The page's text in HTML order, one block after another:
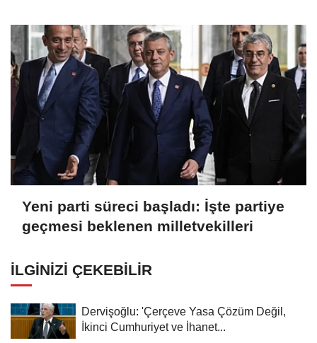
Yeni parti süreci başladı: İşte partiye
geçmesi beklenen milletvekilleri
İLGINIZI ÇEKEBILIR
Dervişoğlu: 'Çerçeve Yasa Çözüm Değil,
İkinci Cumhuriyet ve İhanet...